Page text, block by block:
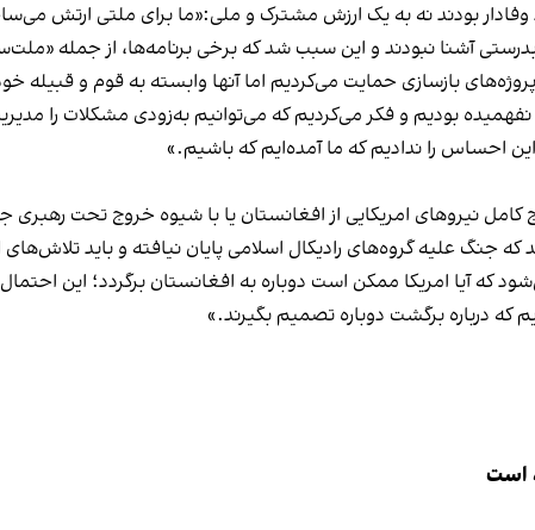
بودند نه به یک ارزش مشترک و ملی:«ما برای ملتی ارتش
آشنا نبودند و این سبب شد که برخی برنامه‌ها، از جمله
بازسازی حمایت می‌کردیم اما آنها وابسته به قوم و قبیله
بودیم و فکر می‌کردیم که می‌توانیم به‌زودی مشکلات را
احساس را ندادیم که ما آمده‌ایم که باشیم.»
نیروهای امریکایی از افغانستان یا با شیوه خروج تحت
جنگ علیه گروه‌های رادیکال اسلامی پایان نیافته و باید تلاش‌های
که آیا امریکا ممکن است دوباره به افغانستان برگردد؛ این
که درباره برگشت دوباره تصمیم بگیرند.»
است